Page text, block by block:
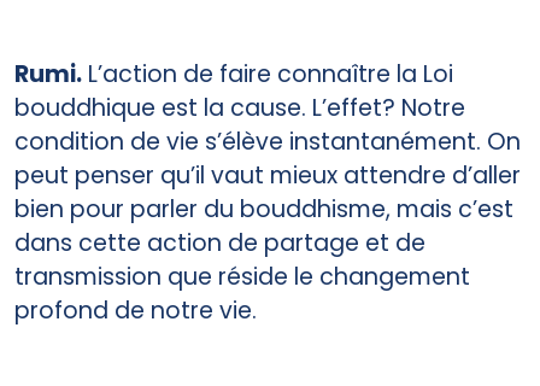
Rumi. L’action de faire connaître la Loi
bouddhique est la cause. L’effet? Notre
condition de vie s’élève instantanément. On
peut penser qu’il vaut mieux attendre d’aller
bien pour parler du bouddhisme, mais c’est
dans cette action de partage et de
transmission que réside le changement
profond de notre vie.